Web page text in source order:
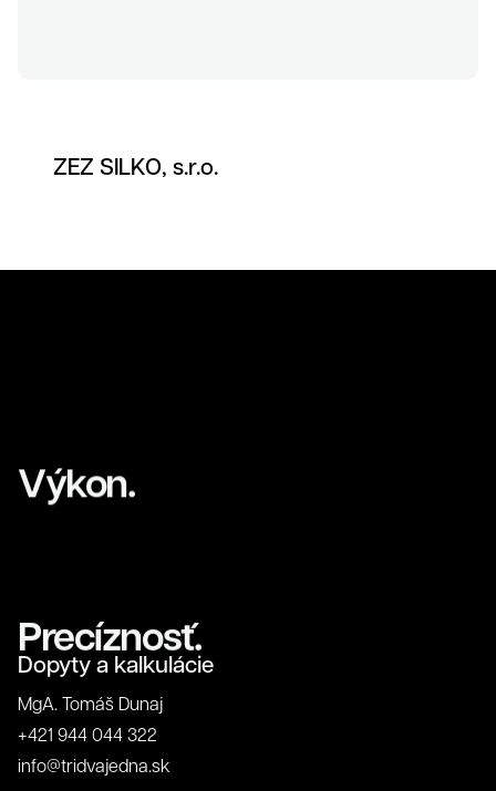
ZEZ SILKO, s.r.o.
Výkon.
Precíznosť.
Dopyty a kalkulácie
MgA. Tomáš Dunaj
+421 944 044 322
info@tridvajedna.sk